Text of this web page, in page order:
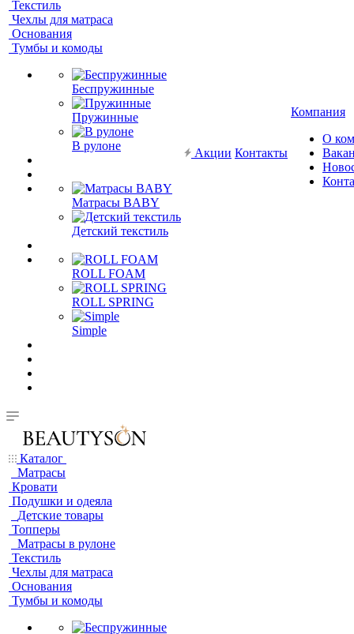
Текстиль
Чехлы для матраса
Основания
Тумбы и комоды
Беспружинные
Пружинные
В рулоне
Матрасы BABY
Детский текстиль
ROLL FOAM
ROLL SPRING
Simple
Акции Контакты
Компания
О
Каталог
Матрасы
Кровати
Подушки и одеяла
Детские товары
Топперы
Матрасы в рулоне
Текстиль
Чехлы для матраса
Основания
Тумбы и комоды